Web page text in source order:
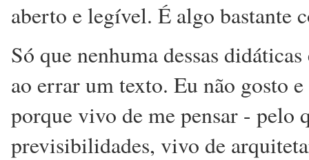
aberto e legível. É algo bastante
Só que nenhuma dessas
ao errar um texto. Eu não gosto
porque vivo de me pensar - pelo
previsibilidades, vivo de